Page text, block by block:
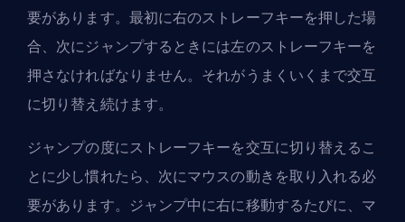
要があります。最初に右のストレーフキーを押した場
合、次にジャンプするときには左のストレーフキーを
押さなければなりません。それがうまくいくまで交互
に切り替え続けます。
ジャンプの度にストレーフキーを交互に切り替えるこ
とに少し慣れたら、次にマウスの動きを取り入れる必
要があります。ジャンプ中に右に移動するたびに、マ